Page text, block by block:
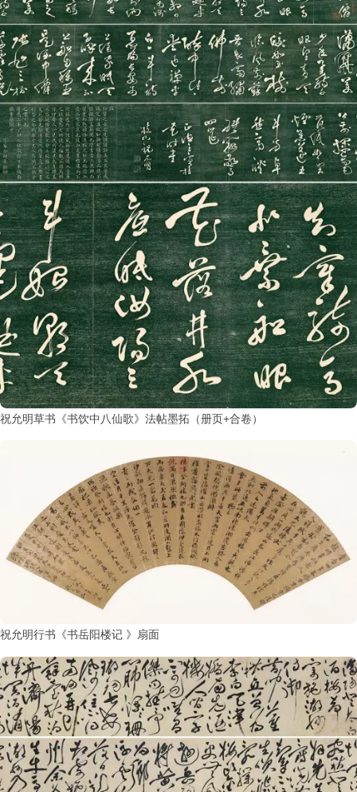
祝允明草书《书饮中八仙歌》法帖墨拓（册页+合卷）
祝允明行书《书岳阳楼记 》扇面